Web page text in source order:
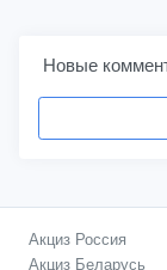
Новые
Акциз Россия
Акциз Беларусь